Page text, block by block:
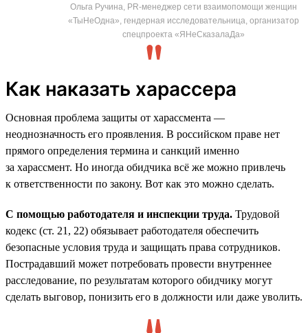
Ольга Ручина, PR-менеджер сети взаимопомощи женщин
«ТыНеОдна», гендерная исследовательница, организатор
спецпроекта «ЯНеСказалаДа»
Как наказать харассера
Основная проблема защиты от харассмента —
неоднозначность его проявления. В российском праве нет
прямого определения термина и санкций именно
за харассмент. Но иногда обидчика всё же можно привлечь
к ответственности по закону. Вот как это можно сделать.
С помощью работодателя и инспекции труда. Трудовой
кодекс (ст. 21, 22) обязывает работодателя обеспечить
безопасные условия труда и защищать права сотрудников.
Пострадавший может потребовать провести внутреннее
расследование, по результатам которого обидчику могут
сделать выговор, понизить его в должности или даже уволить.